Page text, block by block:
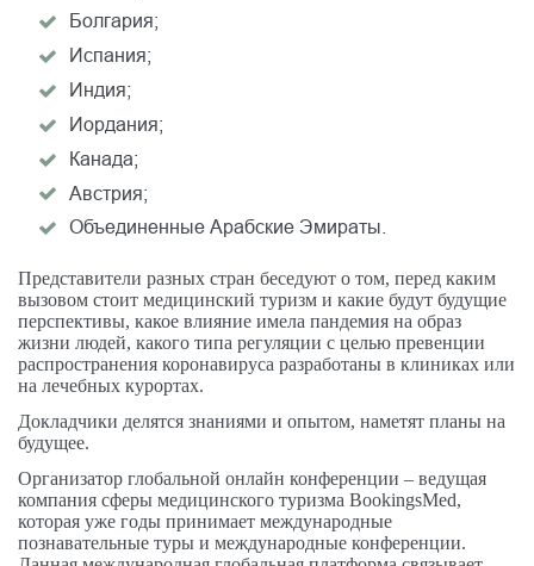
Болгария;
Испания;
Индия;
Иордания;
Канада;
Австрия;
Объединенные Арабские Эмираты.
Представители разных стран беседуют о том, перед каким
вызовом стоит медицинский туризм и какие будут будущие
перспективы, какое влияние имела пандемия на образ
жизни людей, какого типа регуляции с целью превенции
распространения коронавируса разработаны в клиниках или
на лечебных курортах.
Докладчики делятся знаниями и опытом, наметят планы на
будущее.
Организатор глобальной онлайн конференции – ведущая
компания сферы медицинского туризма BookingsMed,
которая уже годы принимает международные
познавательные туры и международные конференции.